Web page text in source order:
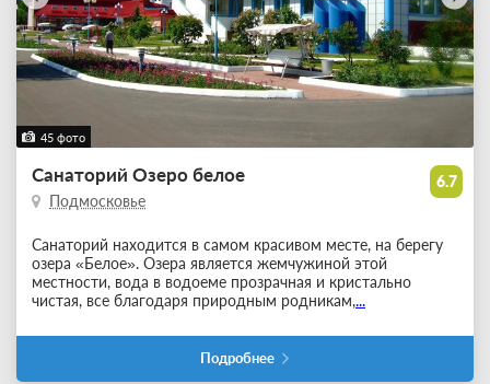
45 фото
6.7
Санаторий Озеро белое
Подмосковье
Санаторий находится в самом красивом месте, на берегу
озера «Белое». Озера является жемчужиной этой
местности, вода в водоеме прозрачная и кристально
чистая, все благодаря природным родникам,...
Подробнее